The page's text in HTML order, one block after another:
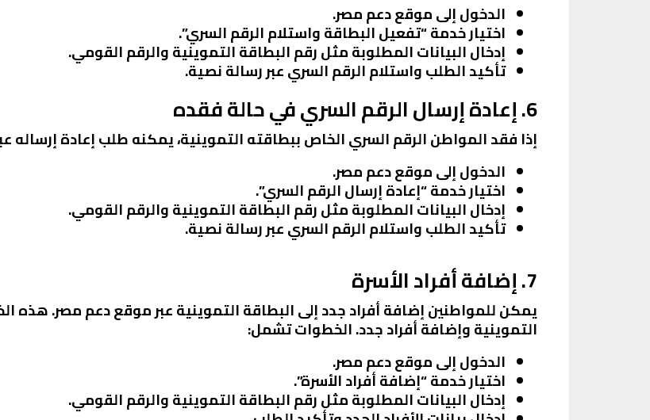
الدخول إلى موقع دعم مصر.
اختيار خدمة “تفعيل البطاقة واستلام الرقم السري”.
إدخال البيانات المطلوبة مثل رقم البطاقة التموينية والرقم القومي.
تأكيد الطلب واستلام الرقم السري عبر رسالة نصية.
6. إعادة إرسال الرقم السري في حالة فقده
إذا فقد المواطن الرقم السري الخاص ببطاقته التموينية، يمكنه طلب إعادة
الدخول إلى موقع دعم مصر.
اختيار خدمة “إعادة إرسال الرقم السري”.
إدخال البيانات المطلوبة مثل رقم البطاقة التموينية والرقم القومي.
تأكيد الطلب واستلام الرقم السري عبر رسالة نصية.
7. إضافة أفراد الأسرة
يمكن للمواطنين إضافة أفراد جدد إلى البطاقة التموينية عبر موقع دعم مصر. هذه
التموينية وإضافة أفراد جدد. الخطوات تشمل:
الدخول إلى موقع دعم مصر.
اختيار خدمة “إضافة أفراد الأسرة”.
إدخال البيانات المطلوبة مثل رقم البطاقة التموينية والرقم القومي.